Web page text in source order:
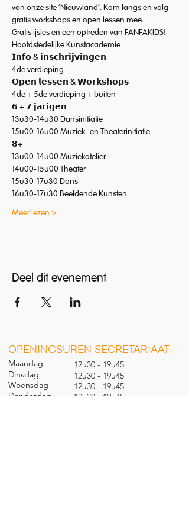
van onze site 'Nieuwland'. Kom langs en volg
gratis workshops en open lessen mee.
Gratis ijsjes en een optreden van FANFAKIDS!
Hoofdstedelijke Kunstacademie
𝗜𝗻𝗳𝗼 & 𝗶𝗻𝘀𝗰𝗵𝗿𝗶𝗷𝘃𝗶𝗻𝗴𝗲𝗻
4de verdieping
𝗢𝗽𝗲𝗻 𝗹𝗲𝘀𝘀𝗲𝗻 & 𝗪𝗼𝗿𝗸𝘀𝗵𝗼𝗽𝘀
4de + 5de verdieping + buiten
𝟲 + 𝟳 𝗷𝗮𝗿𝗶𝗴𝗲𝗻
13u30-14u30 Dansinitiatie
15u00-16u00 Muziek- en Theaterinitiatie
𝟴+
13u00-14u00 Muziekatelier
14u00-15u00 Theater
15u30-17u30 Dans
16u30-17u30 Beeldende Kunsten
Meer lezen >
Deel dit evenement
OPENINGSUREN SECRETARIAAT
Maandag
Dinsdag
Woensdag
Donderdag
12u30 - 19u45
12u30 - 19u45
12u30 - 19u45
12u30 - 19u45